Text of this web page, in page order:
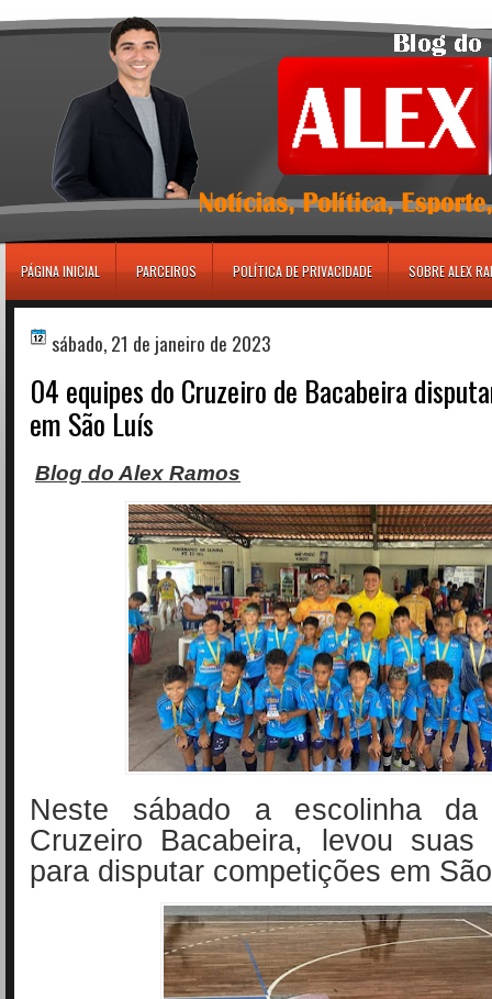
PÁGINA INICIAL PARCEIROS POLÍTICA DE PRIVACIDADE SOBRE ALEX
sábado, 21 de janeiro de 2023
04 equipes do Cruzeiro de Bacabeira
em São Luís
Blog do Alex Ramos
Neste sábado a escolinha
Cruzeiro Bacabeira, levou suas
para disputar competições em